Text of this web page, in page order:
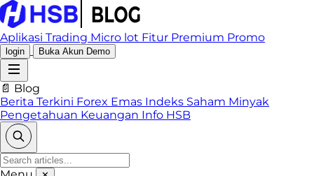
Aplikasi Trading Micro lot Fitur Premium Promo
login Buka Akun Demo
📄 Blog
Berita Terkini Forex Emas Indeks Saham Minyak
Pengetahuan Keuangan Info HSB